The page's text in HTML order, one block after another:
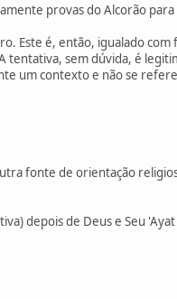
provas do Alcorão para
Este é, então, igualado com
tentativa, sem dúvida, é
um contexto e não se
fonte de orientação
depois de Deus e Seu